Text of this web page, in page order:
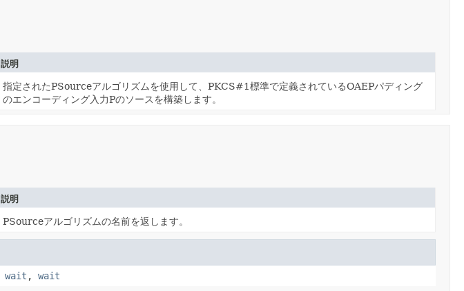
説明
指定されたPSourceアルゴリズムを使用して、PKCS#1標準で定義されているOAEPパディング
のエンコーディング入力Pのソースを構築します。
説明
PSourceアルゴリズムの名前を返します。
wait , wait